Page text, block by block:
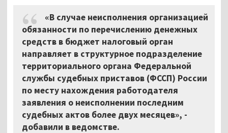
«В случае неисполнения организацией
обязанности по перечислению денежных
средств в бюджет налоговый орган
направляет в структурное подразделение
территориального органа Федеральной
службы судебных приставов (ФССП) России
по месту нахождения работодателя
заявления о неисполнении последним
судебных актов более двух месяцев», -
добавили в ведомстве.